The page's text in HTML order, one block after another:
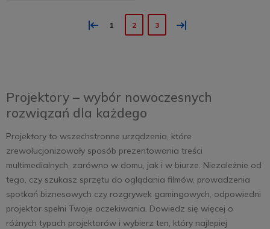
« 1 2 3 »
Projektory – wybór nowoczesnych
rozwiązań dla każdego
Projektory to wszechstronne urządzenia, które
zrewolucjonizowały sposób prezentowania treści
multimedialnych, zarówno w domu, jak i w biurze. Niezależnie od
tego, czy szukasz sprzętu do oglądania filmów, prowadzenia
spotkań biznesowych czy rozgrywek gamingowych, odpowiedni
projektor spełni Twoje oczekiwania. Dowiedz się więcej o
różnych typach projektorów i wybierz ten, który najlepiej